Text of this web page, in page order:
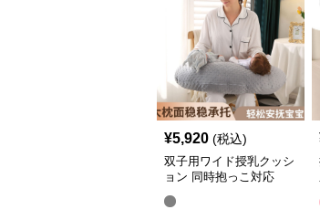
¥5,920 (税込)
双子用ワイド授乳クッシ
ョン 同時抱っこ対応